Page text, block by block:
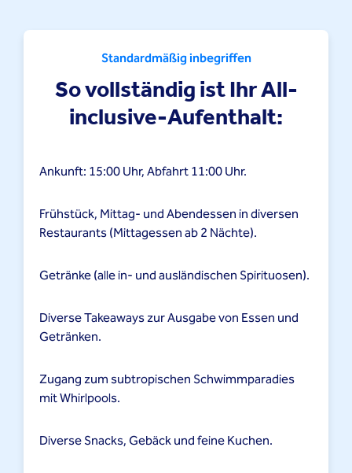
Standardmäßig inbegriffen
So vollständig ist Ihr All-
inclusive-Aufenthalt:
Ankunft: 15:00 Uhr, Abfahrt 11:00 Uhr.
Frühstück, Mittag- und Abendessen in diversen
Restaurants (Mittagessen ab 2 Nächte).
Getränke (alle in- und ausländischen Spirituosen).
Diverse Takeaways zur Ausgabe von Essen und
Getränken.
Zugang zum subtropischen Schwimmparadies
mit Whirlpools.
Diverse Snacks, Gebäck und feine Kuchen.